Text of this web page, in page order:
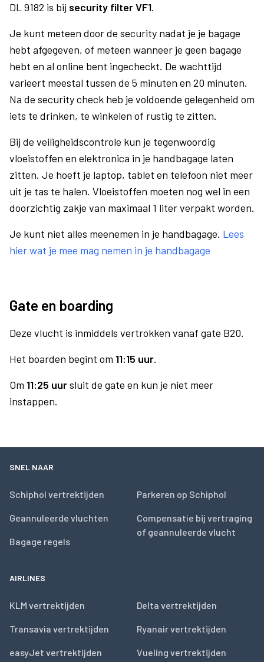
DL 9182 is bij security filter VF1.
Je kunt meteen door de security nadat je je bagage
hebt afgegeven, of meteen wanneer je geen bagage
hebt en al online bent ingecheckt. De wachttijd
varieert meestal tussen de 5 minuten en 20 minuten.
Na de security check heb je voldoende gelegenheid om
iets te drinken, te winkelen of rustig te zitten.
Bij de veiligheidscontrole kun je tegenwoordig
vloeistoffen en elektronica in je handbagage laten
zitten. Je hoeft je laptop, tablet en telefoon niet meer
uit je tas te halen. Vloeistoffen moeten nog wel in een
doorzichtig zakje van maximaal 1 liter verpakt worden.
Je kunt niet alles meenemen in je handbagage. Lees
hier wat je mee mag nemen in je handbagage
Gate en boarding
Deze vlucht is inmiddels vertrokken vanaf gate B20.
Het boarden begint om 11:15 uur.
Om 11:25 uursluit de gate en kun je niet meer
instappen.
SNEL NAAR
Schiphol vertrektijden
Geannuleerde vluchten
Bagage regels
Parkeren op Schiphol
Compensatie bij vertraging
of geannuleerde vlucht
AIRLINES
KLM vertrektijden
Transavia vertrektijden
easyJet vertrektijden
Delta vertrektijden
Ryanair vertrektijden
Vueling vertrektijden